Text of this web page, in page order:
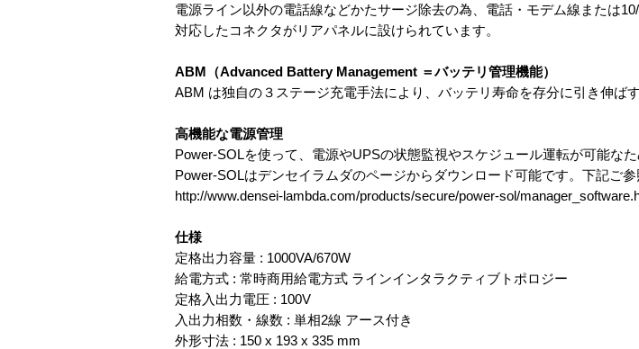
電源ライン以外の電話線などかたサージ除去の為、電話・モデム線または
対応したコネクタがリアパネルに設けられています。
ABM（Advanced Battery Management ＝バッテリ管理機能）
ABM は独自の３ステージ充電手法により、バッテリ寿命を存分に引き伸ば
高機能な電源管理
Power-SOLを使って、電源やUPSの状態監視やスケジュール運転が可能な
Power-SOLはデンセイラムダのページからダウンロード可能です。下記ご参
http://www.densei-lambda.com/products/secure/power-sol/
仕様
定格出力容量 : 1000VA/670W
給電方式 : 常時商用給電方式 ラインインタラクティブトポロジー
定格入出力電圧 : 100V
入出力相数・線数 : 単相2線 アース付き
外形寸法 : 150 x 193 x 335 mm